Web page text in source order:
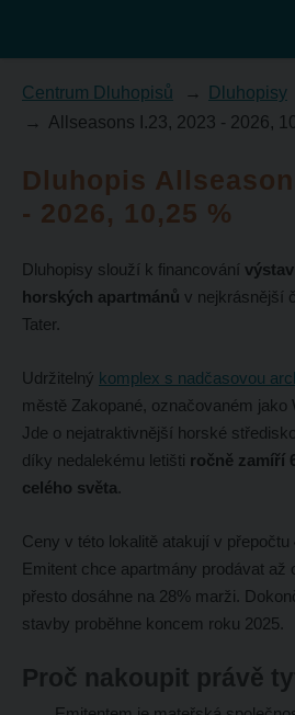
Centrum Dluhopisů
Dluhopisy
Allseasons I.23, 2023 - 2026,
Dluhopis
- 2026, 10,25 %
Dluhopisy slouží k financování
horských apartmánů v nejkrásnější
Tater.
Udržitelný komplex s nadčasovou
městě Zakopané, označovaném jako
Jde o nejatraktivnější horské
díky nedalekému letišti ročně zamíří
celého světa.
Ceny v této lokalitě atakují v přepočtu
Emitent chce apartmány prodávat až
přesto dosáhne na 28% marži.
stavby proběhne koncem roku 2025.
Proč nakoupit právě